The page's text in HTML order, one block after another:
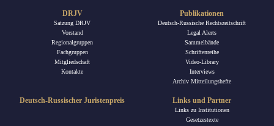
DRJV
Satzung DRJV
Vorstand
Regionalgruppen
Fachgruppen
Mitgliedschaft
Kontakte
Publikationen
Deutsch-Russische Rechtszeitschrift
Legal Alerts
Sammelbände
Schriftenreihe
Video-Library
Interviews
Archiv Mitteilungshefte
Deutsch-Russischer Juristenpreis Links und Partner
Links zu Institutionen
Gesetzestexte